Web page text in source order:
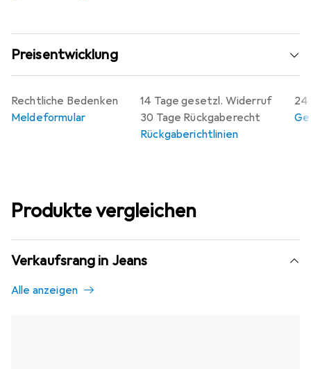
Preisentwicklung
14 Tage gesetzl. Widerruf
30 Tage Rückgaberecht
Rückgaberichtlinien
24
Rechtliche Bedenken
Meldeformular
Produkte vergleichen
Verkaufsrang in Jeans
Alle anzeigen